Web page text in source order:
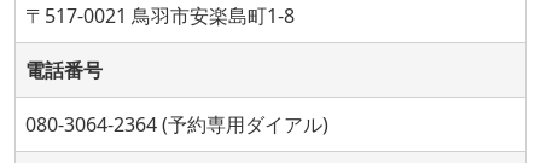
〒517-0021 鳥羽市安楽島町1-8
電話番号
080-3064-2364 (予約専用ダイアル)